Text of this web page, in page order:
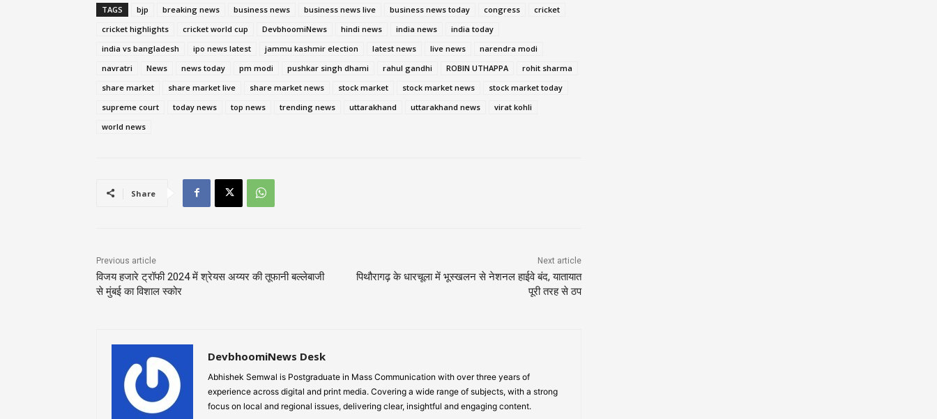
TAGS bjp breaking news business news business news live business news today congress
cricket
cricket highlights
cricket world cup DevbhoomiNews hindi news india news
india today
india vs bangladesh
ipo news latest jammu kashmir election latest news live news
narendra modi
navratri
News news today pm modi pushkar singh dhami rahul gandhi ROBIN UTHAPPA
rohit sharma
share market
share market live share market news stock market stock market news
stock market today
supreme court
today news top news trending news uttarakhand uttarakhand news
virat kohli
world news
Share
Previous article
विजय हजारे ट्रॉफी 2024 में श्रेयस अय्यर की तूफानी बल्लेबाजी
से मुंबई का विशाल स्कोर
Next article
पिथौरागढ़ के धारचूला में भूस्खलन से नेशनल हाईवे बंद, यातायात
पूरी तरह से ठप
DevbhoomiNews Desk
Abhishek Semwal is Postgraduate in Mass Communication with over three years of
experience across digital and print media. Covering a wide range of subjects, with a strong
focus on local and regional issues, delivering clear, insightful and engaging content.